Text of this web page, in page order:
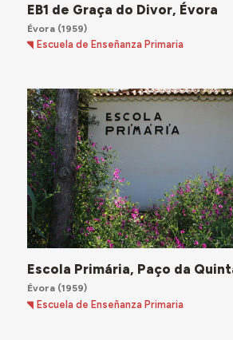
EB1 de Graça do Divor, Évora
Évora(1959)
Escuela de Enseñanza Primaria
Escola Primária, Paço da
Évora(1959)
Escuela de Enseñanza Primaria